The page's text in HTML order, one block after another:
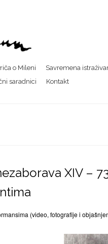
o Mileni Savremena
saradnici Kontakt
XIV –
(video, fotografije i